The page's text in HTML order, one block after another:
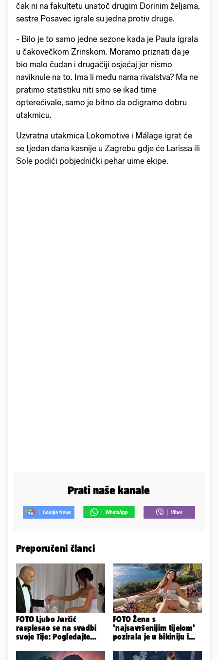
čak ni na fakultetu unatoč drugim Dorinim željama,
sestre Posavec igrale su jedna protiv druge.
- Bilo je to samo jedne sezone kada je Paula igrala
u čakovečkom Zrinskom. Moramo priznati da je
bio malo čudan i drugačiji osjećaj jer nismo
naviknule na to. Ima li među nama rivalstva? Ma ne
pratimo statistiku niti smo se ikad time
opterećivale, samo je bitno da odigramo dobru
utakmicu.
Uzvratna utakmica Lokomotive i Málage igrat će
se tjedan dana kasnije u Zagrebu gdje će Larissa ili
Sole podići pobjednički pehar uime ekipe.
Prati naše kanale
Preporučeni članci
FOTO Ljubo Jurčić
rasplesao se na svadbi
svoje Tije: Pogledajte
vjenčanje...
FOTO Žena s
'najsavršenijim tijelom'
pozirala je u bikiniju i
obline...